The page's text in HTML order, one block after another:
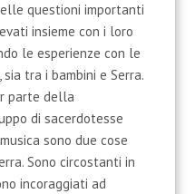
questioni importanti
insieme con i loro
le esperienze con le
tra i bambini e Serra.
parte della
di sacerdotesse
sono due cose
Sono circostanti in
incoraggiati ad